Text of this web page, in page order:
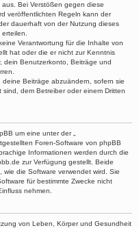
Bei Verstößen gegen diese
veröffentlichten Regeln kann der
dauerhaft von der Nutzung dieses
Verantwortung für die Inhalte von
hat oder die er nicht zur Kenntnis
dein Benutzerkonto, Beiträge und
Beiträge abzuändern, sofern sie
dem Betreiber oder einem Dritten
um eine unter der „
Foren-Software von phpBB
Informationen werden durch die
zur Verfügung gestellt. Beide
die Software verwendet wird. Sie
für bestimmte Zwecke nicht
nehmen.
von Leben, Körper und Gesundheit